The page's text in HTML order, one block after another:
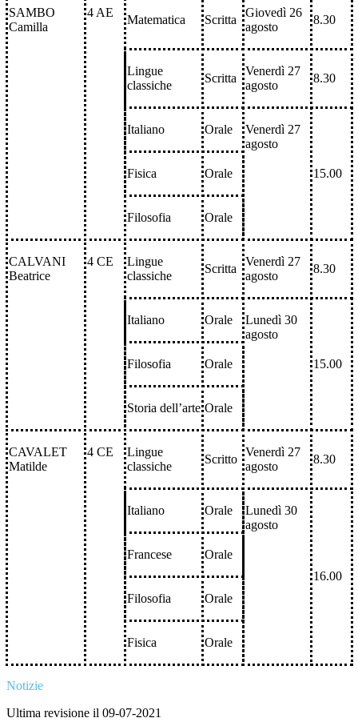
SAMBO
Camilla
4 AE
Matematica Scritta
Giovedì 26
agosto
8.30
Lingue
classiche
Scritta
Venerdì 27
agosto
8.30
Italiano Orale
Venerdì 27
agosto
15.00
Fisica Orale
Filosofia Orale
CALVANI
Beatrice
4 CE
Lingue
classiche
Scritta
Venerdì 27
agosto
8.30
Italiano Orale
Lunedì 30
agosto
15.00
Filosofia Orale
Storia dell’arte Orale
CAVALET
Matilde
4 CE
Lingue
classiche
Scritto
Venerdì 27
agosto
8.30
Italiano Orale
Lunedì 30
agosto
16.00
Francese Orale
Filosofia Orale
Fisica Orale
Notizie
Ultima revisione il 09-07-2021